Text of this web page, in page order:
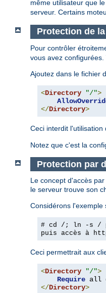
même utilisateur que
serveur. Certains
Protection de
Pour contrôler
vous avez
Ajoutez dans le fichier
<Directory "/">
</Directory>
Ceci interdit l'utilisation
Notez que c'est la
Protection par
Le concept d'accès
le serveur trouve son
Considérons l'exemple
# cd /; ln -s /
puis accès à
Ceci permettrait aux
<Directory "/">
Require
</Directory>